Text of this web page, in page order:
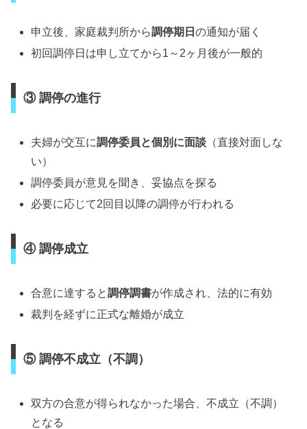
申立後、家庭裁判所から調停期日の通知が届く
初回調停日は申し立てから1～2ヶ月後が一般的
③ 調停の進行
夫婦が交互に調停委員と個別に面談 （直接対面しな
い）
調停委員が意見を聞き、妥協点を探る
必要に応じて2回目以降の調停が行われる
④ 調停成立
合意に達すると調停調書が作成され、法的に有効
裁判を経ずに正式な離婚が成立
⑤ 調停不成立（不調）
双方の合意が得られなかった場合、不成立（不調）
となる